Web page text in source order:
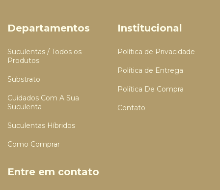
Departamentos
Suculentas / Todos os
Produtos
Substrato
Cuidados Com A Sua
Suculenta
Suculentas Híbridos
Como Comprar
Institucional
Política de Privacidade
Política de Entrega
Política De Compra
Contato
Entre em contato